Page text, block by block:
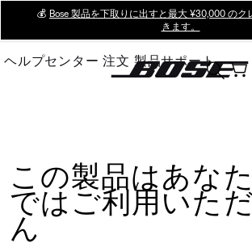
Main
💰 Bose 製品を下取りに出すと最大 ¥30,000 のク
きます。
ヘルプセンター 注文 製品サポート
この製品はあな
ではご利用いた
ん